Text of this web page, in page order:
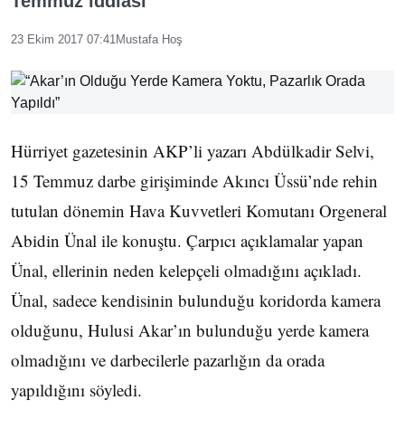
23 Ekim 2017 07:41Mustafa Hoş
Hürriyet gazetesinin AKP’li yazarı Abdülkadir Selvi,
15 Temmuz darbe girişiminde Akıncı Üssü’nde rehin
tutulan dönemin Hava Kuvvetleri Komutanı Orgeneral
Abidin Ünal ile konuştu. Çarpıcı açıklamalar yapan
Ünal, ellerinin neden kelepçeli olmadığını açıkladı.
Ünal, sadece kendisinin bulunduğu koridorda kamera
olduğunu, Hulusi Akar’ın bulunduğu yerde kamera
olmadığını ve darbecilerle pazarlığın da orada
yapıldığını söyledi.